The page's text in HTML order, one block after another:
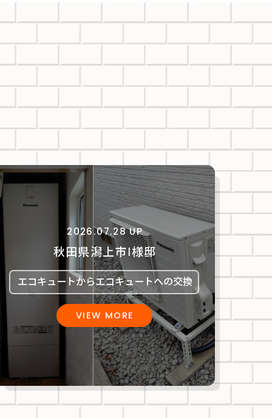
2026.07.28 UP
秋田県潟上市Ⅰ様邸
エコキュートからエコキュートへの交換
VIEW MORE